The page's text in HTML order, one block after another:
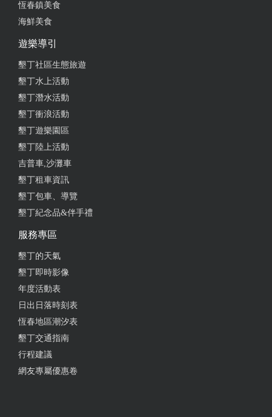
恆春鎮美食
海鮮美食
遊樂導引
墾丁社區生態旅遊
墾丁水上活動
墾丁潛水活動
墾丁衝浪活動
墾丁遊樂園區
墾丁陸上活動
吉普車,沙灘車
墾丁租車資訊
墾丁包車、導覽
墾丁紀念品&伴手禮
服務專區
墾丁的天氣
墾丁即時影像
年度活動表
日出日落時刻表
恆春地區潮汐表
墾丁交通指南
行程建議
網友專屬優惠卷